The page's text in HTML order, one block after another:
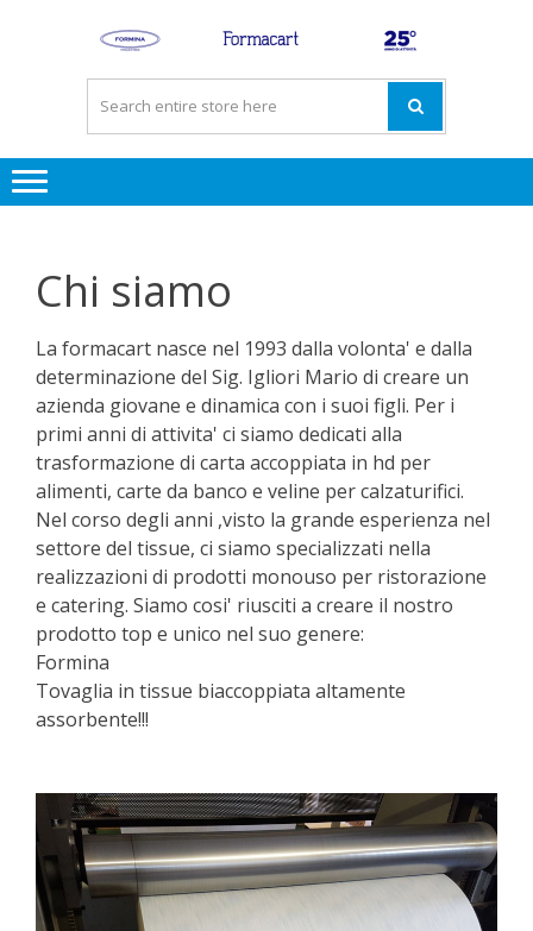
Chi siamo
La formacart nasce nel 1993 dalla volonta' e dalla
determinazione del Sig. Igliori Mario di creare un
azienda giovane e dinamica con i suoi figli. Per i
primi anni di attivita' ci siamo dedicati alla
trasformazione di carta accoppiata in hd per
alimenti, carte da banco e veline per calzaturifici.
Nel corso degli anni ,visto la grande esperienza nel
settore del tissue, ci siamo specializzati nella
realizzazioni di prodotti monouso per ristorazione
e catering. Siamo cosi' riusciti a creare il nostro
prodotto top e unico nel suo genere:
Formina
Tovaglia in tissue biaccoppiata altamente
assorbente!!!